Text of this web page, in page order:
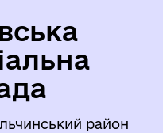
район